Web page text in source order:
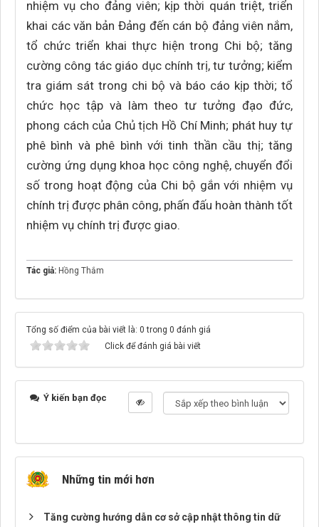
nhiệm vụ cho đảng viên; kịp thời quán triệt, triển
khai các văn bản Đảng đến cán bộ đảng viên nắm,
tổ chức triển khai thực hiện trong Chi bộ; tăng
cường công tác giáo dục chính trị, tư tưởng; kiểm
tra giám sát trong chi bộ và báo cáo kịp thời; tổ
chức học tập và làm theo tư tưởng đạo đức,
phong cách của Chủ tịch Hồ Chí Minh; phát huy tự
phê bình và phê bình với tinh thần cầu thị; tăng
cường ứng dụng khoa học công nghệ, chuyển đổi
số trong hoạt động của Chi bộ gắn với nhiệm vụ
chính trị được phân công, phấn đấu hoàn thành tốt
nhiệm vụ chính trị được giao.
Tác giả: Hồng Thắm
Tổng số điểm của bài viết là: 0 trong 0 đánh giá
Click để đánh giá bài viết
Ý kiến bạn đọc
Những tin mới hơn
Tăng cường hướng dẫn cơ sở cập nhật thông tin dữ